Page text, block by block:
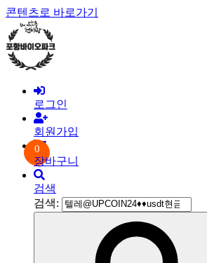
콘텐츠로 바로가기
로그인
회원가입
0
장바구니
검색
검색: